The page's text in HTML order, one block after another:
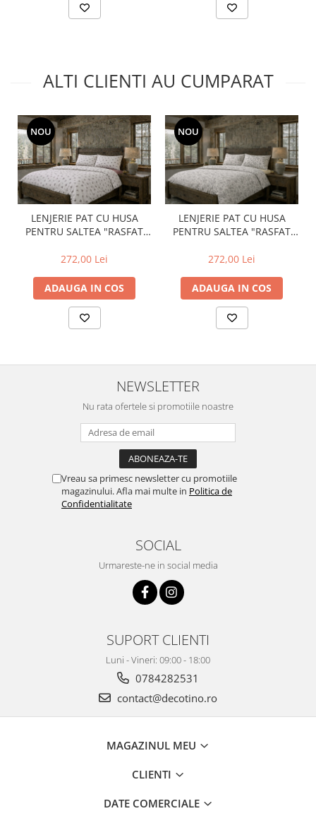
ALTI CLIENTI AU CUMPARAT
NOU
LENJERIE PAT CU HUSA
PENTRU SALTEA "RASFAT
BUMBAC
272,00 Lei
ADAUGA IN COS
NOU
LENJERIE PAT CU HUSA
PENTRU SALTEA "RASFAT
BUMBAC
272,00 Lei
ADAUGA IN COS
NEWSLETTER
Nu rata ofertele si promotiile noastre
Vreau sa primesc newsletter cu promotiile
magazinului. Afla mai multe in Politica de
Confidentialitate
SOCIAL
Urmareste-ne in social media
SUPORT CLIENTI
Luni - Vineri: 09:00 - 18:00
0784282531
contact@decotino.ro
MAGAZINUL MEU
CLIENTI
DATE COMERCIALE